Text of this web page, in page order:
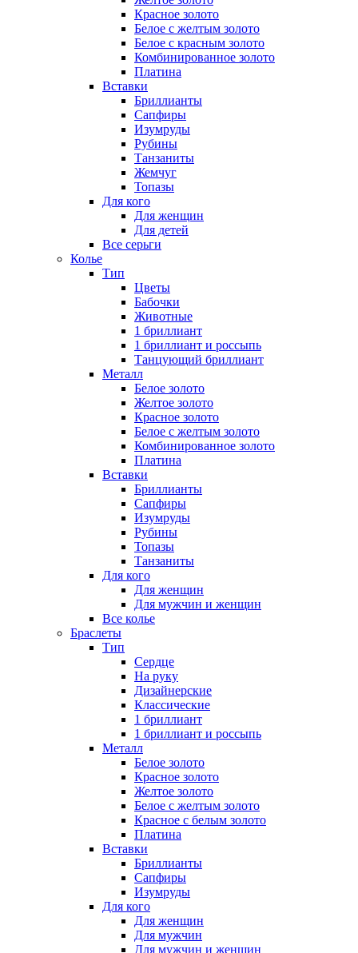
Красное золото
Белое с желтым золото
Белое с красным золото
Комбинированное золото
Платина
Вставки
Бриллианты
Сапфиры
Изумруды
Рубины
Танзаниты
Жемчуг
Топазы
Для кого
Для женщин
Для детей
Все серьги
Колье
Тип
Цветы
Бабочки
Животные
1 бриллиант
1 бриллиант и россыпь
Танцующий бриллиант
Металл
Белое золото
Желтое золото
Красное золото
Белое с желтым золото
Комбинированное золото
Платина
Вставки
Бриллианты
Сапфиры
Изумруды
Рубины
Топазы
Танзаниты
Для кого
Для женщин
Для мужчин и женщин
Все колье
Браслеты
Тип
Сердце
На руку
Дизайнерские
Классические
1 бриллиант
1 бриллиант и россыпь
Металл
Белое золото
Красное золото
Желтое золото
Белое с желтым золото
Красное с белым золото
Платина
Вставки
Бриллианты
Сапфиры
Изумруды
Для кого
Для женщин
Для мужчин
Для мужчин и женщин